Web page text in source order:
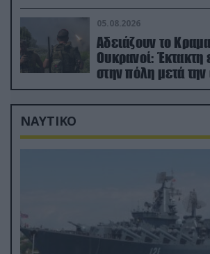
05.08.2026
Αδειάζουν το
Ουκρανοί:
στην πόλη μετά την
προώθηση των
ΝΑΥΤΙΚΟ